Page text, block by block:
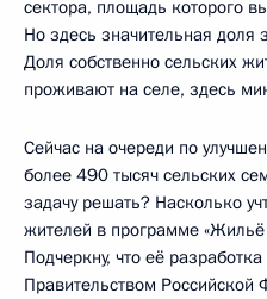
сектора, площадь которого
Но здесь значительная доля
Доля собственно сельских
проживают на селе, здесь
Сейчас на очереди по
более 490 тысяч сельских
задачу решать? Насколько
жителей в программе «Жильё
Подчеркну, что её
Правительством Российской